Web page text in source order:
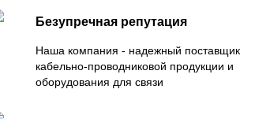
Безупречная репутация
Наша компания - надежный поставщик
кабельно-проводниковой продукции и
оборудования для связи